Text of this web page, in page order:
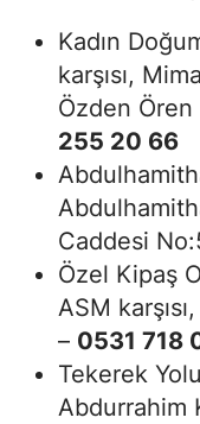
Kadın
karşısı,
Özden
255 20 66
Caddesi
Özel Kipaş
ASM
– 0531 718
Tekerek
Abdurrahim